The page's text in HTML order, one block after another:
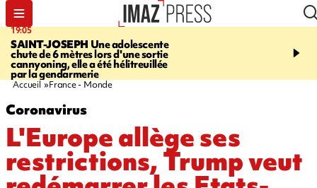
19:05
SAINT-JOSEPH Une adolescente
chute de 6 mètres lors d'une sortie
cannyoning, elle a été hélitreuillée
par la gendarmerie
20:44
rouée de coups,
Accueil France - Monde
Coronavirus
L'Europe allège ses
restrictions, Trump veut